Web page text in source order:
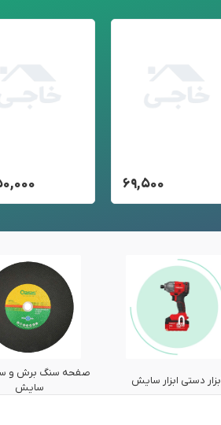
۶۹,۵۰۰
دستی ابزار سایش
صفحه سنگ برش و
سایش